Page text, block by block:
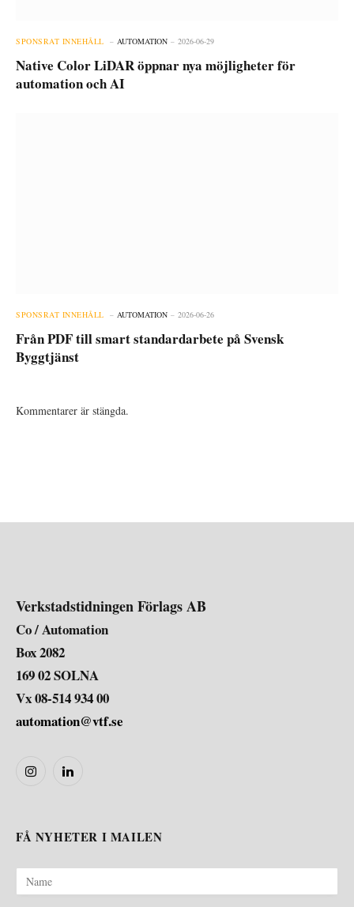
SPONSRAT INNEHÅLL AUTOMATION 2026-06-29
Native Color LiDAR öppnar nya möjligheter för
automation och AI
SPONSRAT INNEHÅLL AUTOMATION 2026-06-26
Från PDF till smart standardarbete på Svensk
Byggtjänst
Kommentarer är stängda.
Verkstadstidningen Förlags AB
Co / Automation
Box 2082
169 02 SOLNA
Vx 08-514 934 00
automation@vtf.se
InstagramLinkedIn
FÅ NYHETER I MAILEN